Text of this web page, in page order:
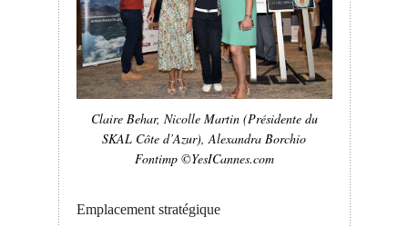
Claire Behar, Nicolle Martin (Présidente du
SKAL Côte d’Azur), Alexandra Borchio
Fontimp ©YesICannes.com
Emplacement stratégique